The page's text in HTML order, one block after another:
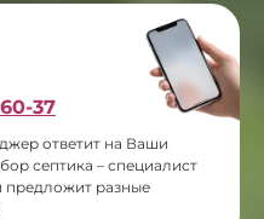
37
ответит на Ваши
септика – специалист
предложит разные